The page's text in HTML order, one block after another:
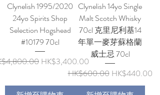
Clynelish 1995/2020
24yo Spirits Shop
Selection Hogshead
#10179 70cl
價格
促銷價格
HK$3,400.00
Clynelish 14yo Single
Malt Scotch Whisky
70cl 克里尼利基14
年單一麥芽蘇格蘭
威士忌 70cl
一般價格
HK$600.00 促銷價格
HK$440.00